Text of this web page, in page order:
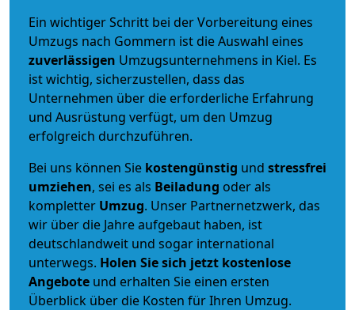
Ein wichtiger Schritt bei der Vorbereitung eines
Umzugs nach Gommern ist die Auswahl eines
zuverlässigen Umzugsunternehmens in Kiel. Es
ist wichtig, sicherzustellen, dass das
Unternehmen über die erforderliche Erfahrung
und Ausrüstung verfügt, um den Umzug
erfolgreich durchzuführen.
Bei uns können Sie kostengünstig und stressfrei
umziehen, sei es als Beiladung oder als
kompletter Umzug. Unser Partnernetzwerk, das
wir über die Jahre aufgebaut haben, ist
deutschlandweit und sogar international
unterwegs. Holen Sie sich jetzt kostenlose
Angebote und erhalten Sie einen ersten
Überblick über die Kosten für Ihren Umzug.